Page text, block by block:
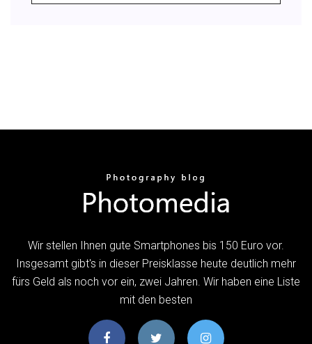
Wir stellen Ihnen gute Smartphones bis 150 Euro vor.
Insgesamt gibt's in dieser Preisklasse heute deutlich mehr
fürs Geld als noch vor ein, zwei Jahren. Wir haben eine Liste
mit den besten